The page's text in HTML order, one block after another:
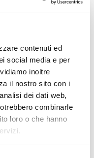
contenuti ed
social media e per
inoltre
il nostro sito con i
dei dati web,
combinarle
loro o che hanno
SEMPLICE,
NESSUN
al carrello” per
Il pagamento
di pagamento
ad una pagina,